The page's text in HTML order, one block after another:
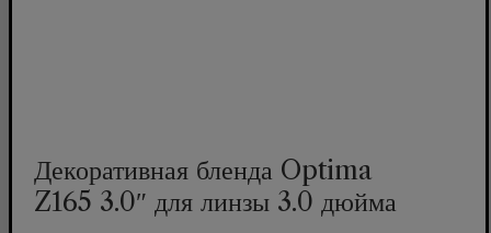
Декоративная бленда Optima
Z165 3.0″ для линзы 3.0 дюйма